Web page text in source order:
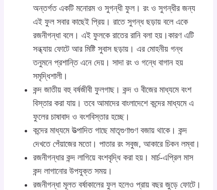
অন্তর্গত একটি মনোরম ও সুগন্ধী ফুল। রং ও সুগন্ধীর জন্য
এই ফুল সবার কাছেই প্রিয়। রাতে সুগন্ধ ছড়ায় বলে একে
রজনীগন্ধা বলে। এই ফুলকে রাতের রানি বলা হয়।কারণ এটি
সন্ধ্যায় ফোটে আর মিষ্টি সুবাস ছড়ায়। এর মোহনীয় গন্ধ
তনুমনে প্রশান্তি এনে দেয়। সাদা রং ও গন্ধে বাগান হয়
সমৃদ্ধিশালী।
কন্দ জাতীয় বহু বর্ষজীবী ফুলগাছ। কন্দ ও বীজের মাধ্যমে বংশ
বিস্তার করা যায়। তবে আমাদের বাংলাদেশে কন্দের মাধ্যমে এ
ফুলের চাষাবাদ ও বংশবিস্তার হচ্ছে।
কন্দের মাধ্যমে উত্পাদিত গাছে মাতৃগুণাগুণ বজায় থাকে। কন্দ
দেখতে পেঁয়াজের মতো। পাতার রং সবুজ, আকারে চিকন লম্বা।
রজনীগন্ধার কন্দ লাগিয়ে বংশবৃদ্ধি করা হয়। মার্চ-এপ্রিল মাস
কন্দ লাগানোর উপযুক্ত সময়।
রজনীগন্ধা মূলত বর্ষাকালের ফুল হলেও প্রায় বছর জুড়ে ফোটে।